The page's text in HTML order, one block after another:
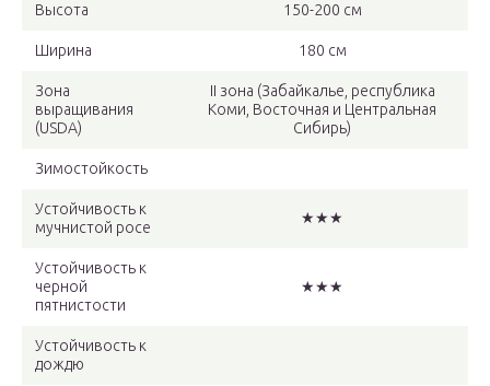
Высота 150-200 см
Ширина 180 см
Зона
выращивания
(USDA)
II зона (Забайкалье, республика
Коми, Восточная и Центральная
Сибирь)
Зимостойкость
Устойчивость к
мучнистой росе
★★★
Устойчивость к
черной
пятнистости
★★★
Устойчивость к
дождю